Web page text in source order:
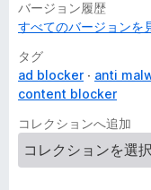
バージョン履歴
すべてのバージョンを
タグ
ad blocker
anti
content blocker
コレクションへ追加